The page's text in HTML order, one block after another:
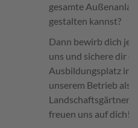
gesamte
gestalten kannst?
Dann bewirb dich
uns und sichere dir
Ausbildungsplatz in
unserem Betrieb als
Landschaftsgärtner/
freuen uns auf dich!